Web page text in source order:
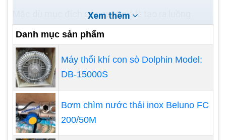
Mặc dù mục đích của quạt gió là tạo ra luồng
không khí bổ sung, mục đích của điều khiển quạt
là cung cấp luồng không khí chính xác bất cứ lúc
nào, từ đó mang lại hiệu quả sục khí nâng cao. Bên
cạnh việc kết hợp luồng không khí với nhu cầu
hiện tại một cách hiệu quả nhất, hệ thống điều
khiển quạt cũng giám sát và điều chỉnh thêm,
chẳng hạn như chạy số lượng máy nhỏ nhất và
chạy chúng trong phạm vi hiệu quả tốt nhất.
Xem thêm
Danh mục sản phẩm
Máy thổi khí con sò Dolphin Model:
DB-15000S
Bơm chìm nước thải inox Beluno FC
200/50M